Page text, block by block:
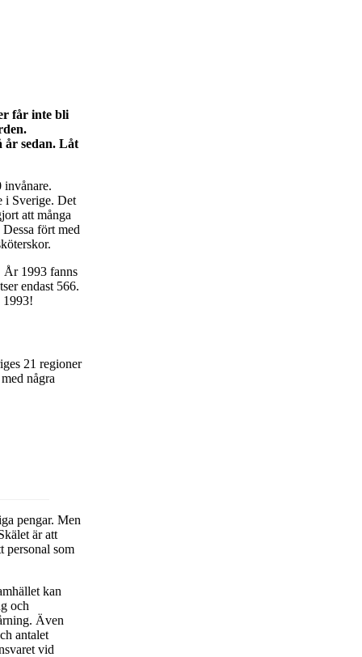
får inte bli
år sedan. Låt
invånare.
i Sverige. Det
att många
fört med
År 1993 fanns
endast 566.
1993!
21 regioner
några
pengar. Men
är att
personal som
kan
och
Även
antalet
vid